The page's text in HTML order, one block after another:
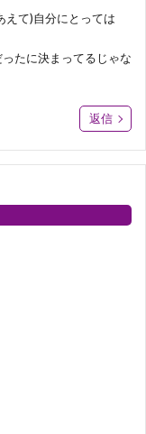
えて)自分にとっては
たに決まってるじゃな
返信